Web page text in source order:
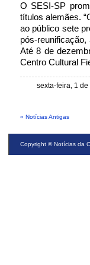
O SESI-SP
títulos alemães.
ao público sete
pós-
Até 8 de
Centro Cultural
sexta-feira, 1
« Notícias Antigas
Copyright ©Notícias da